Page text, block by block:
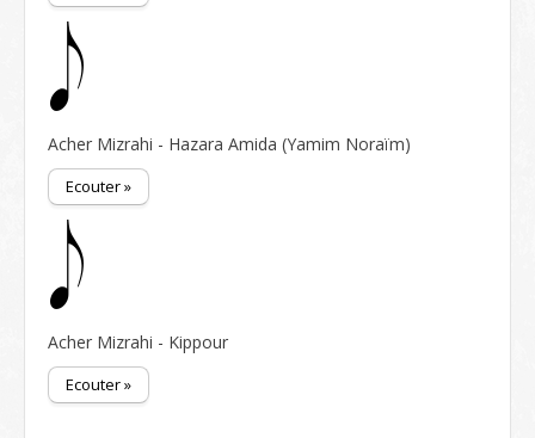
Acher Mizrahi - Hazara Amida (Yamim Noraïm)
Ecouter »
Acher Mizrahi - Kippour
Ecouter »